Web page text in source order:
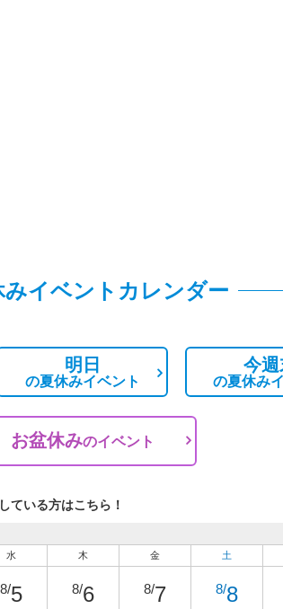
みイベントカレンダー
明日
の夏休みイベント
今
の夏休み
お盆休みのイベント
ている方はこちら！
水
8/5
木
8/6
金
8/7
土
8/8